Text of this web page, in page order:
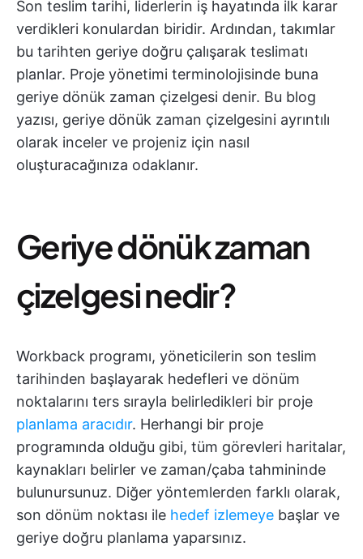
Son teslim tarihi, liderlerin iş hayatında ilk karar
verdikleri konulardan biridir. Ardından, takımlar
bu tarihten geriye doğru çalışarak teslimatı
planlar. Proje yönetimi terminolojisinde buna
geriye dönük zaman çizelgesi denir. Bu blog
yazısı, geriye dönük zaman çizelgesini ayrıntılı
olarak inceler ve projeniz için nasıl
oluşturacağınıza odaklanır.
Geriye dönük zaman
çizelgesi nedir?
Workback programı, yöneticilerin son teslim
tarihinden başlayarak hedefleri ve dönüm
noktalarını ters sırayla belirledikleri bir proje
planlama aracıdır. Herhangi bir proje
programında olduğu gibi, tüm görevleri haritalar,
kaynakları belirler ve zaman/çaba tahmininde
bulunursunuz. Diğer yöntemlerden farklı olarak,
son dönüm noktası ile hedef izlemeye başlar ve
geriye doğru planlama yaparsınız.